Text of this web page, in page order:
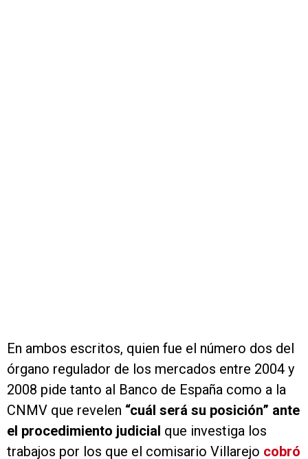
En ambos escritos, quien fue el número dos del
órgano regulador de los mercados entre 2004 y
2008 pide tanto al Banco de España como a la
CNMV que revelen “cuál será su posición” ante
el procedimiento judicial que investiga los
trabajos por los que el comisario Villarejo cobró